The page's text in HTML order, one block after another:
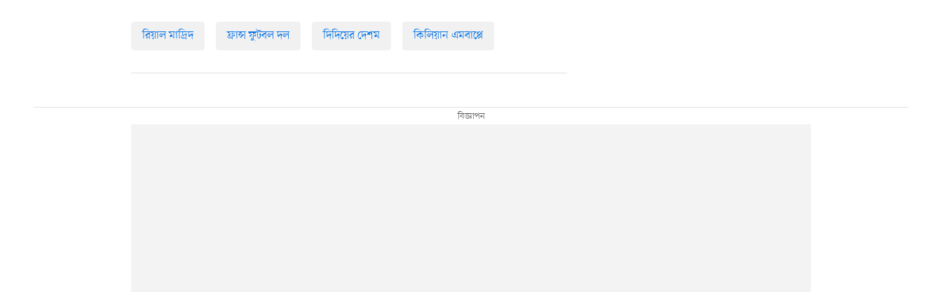
রিয়াল মাদ্রিদ ফ্রান্স ফুটবল দল দিদিয়ের দেশম কিলিয়ান এমবাপ্পে